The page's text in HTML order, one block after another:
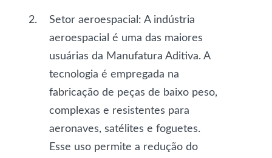
Setor aeroespacial : A indústria
aeroespacial é uma das maiores
usuárias da Manufatura Aditiva. A
tecnologia é empregada na
fabricação de peças de baixo peso,
complexas e resistentes para
aeronaves, satélites e foguetes.
Esse uso permite a redução do